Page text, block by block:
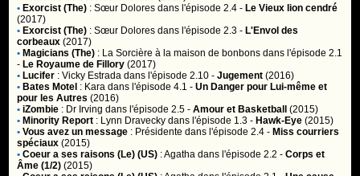
• Exorcist (The) :Sœur Dolores dans l'épisode 2.4 - Le Vieux lion cendré
(2017)
• Exorcist (The) :Sœur Dolores dans l'épisode 2.3 - L'Envol des
corbeaux (2017)
• Magicians (The) : La Sorcière à la maison de bonbons dans l'épisode 2.1
- Le Royaume de Fillory (2017)
• Lucifer :Vicky Estrada dans l'épisode 2.10 -Jugement (2016)
• Bates Motel : Kara dans l'épisode 4.1 -Un Danger pour Lui-même et
pour les Autres (2016)
• iZombie : Dr Irving dans l'épisode 2.5 -Amour et Basketball
(2015)
• Minority Report : Lynn Dravecky dans l'épisode 1.3 - Hawk-Eye (2015)
• Vous avez un message : Présidente dans l'épisode 2.4 - Miss courriers
spéciaux (2015)
• Coeur a ses raisons (Le) (US) :Agatha dans l'épisode 2.2 -Corps et
Âme (1/2) (2015)